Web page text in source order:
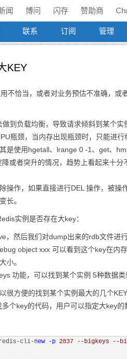
闻 博问 闪存 赞助商
联系 订阅 管理
KEY
不恰当，或者对业务预估不准确，或
到负载均衡，导致请求倾斜到某个
瓶颈，当内存出现瓶颈时，只能进行
是使用hgetall、lrange 0 -1、get、
或者突升的情况，趋势上看起来十
操作，如果直接进行DEL 操作，被
长。
实例是否存在大key：
，然后我们对dump出来的rdb文件进
object xxx 可以看到这个key在内
小。
功能，可以找到某个实例 5种数据
很方便的找到某个实例最大的几个
个key的代码，用户可以指定大key的
redis-cli-new -p 2837 --bigkeys --